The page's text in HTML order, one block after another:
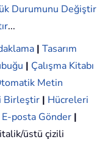
Durumunu Değiştir
...
| Tasarım
| Çalışma Kitabı
Metin
Birleştir | Hücreleri
posta Gönder |
üstü çizili